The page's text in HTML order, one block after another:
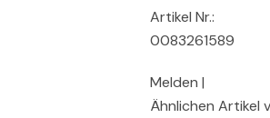
Artikel Nr.:
0083261589
Melden |
Ähnlichen Artikel